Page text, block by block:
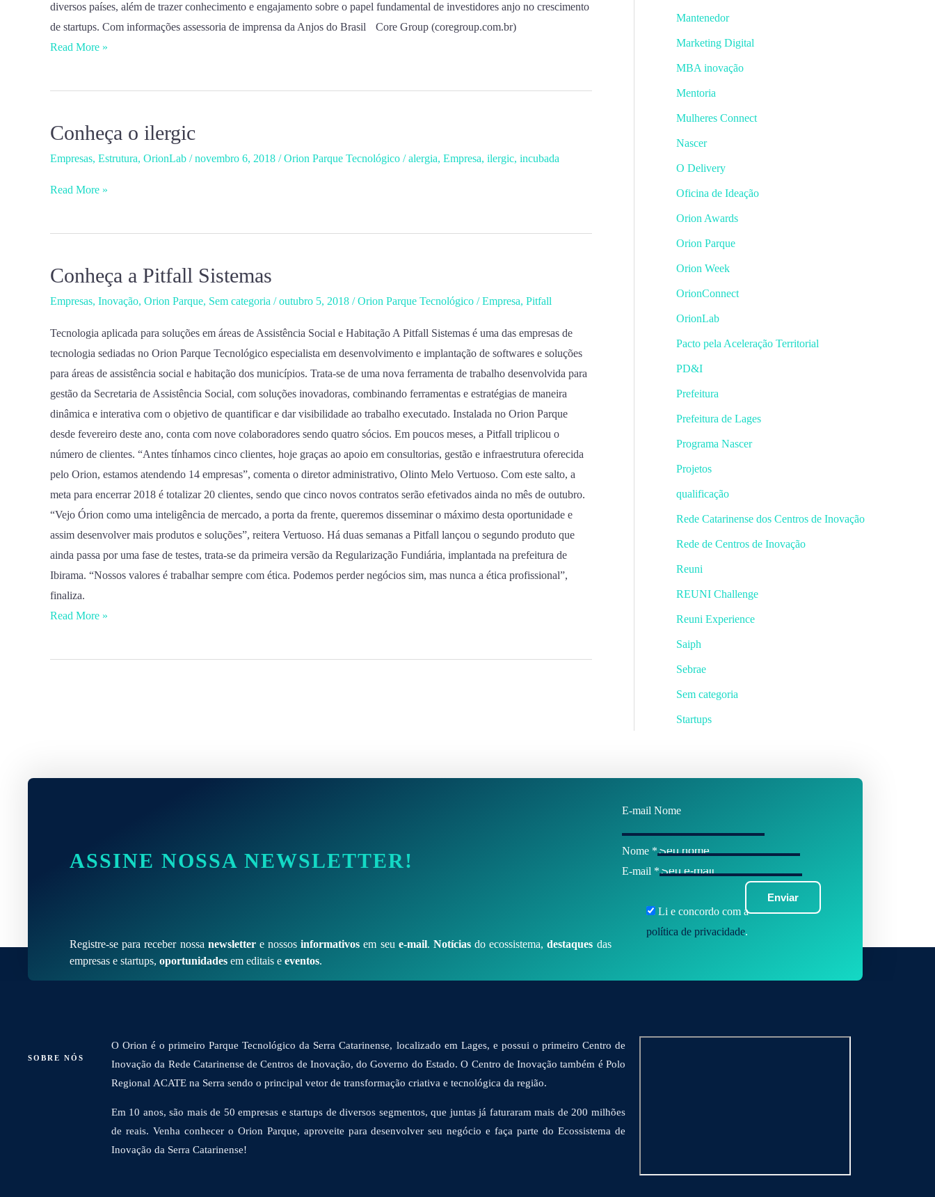
diversos países, além de trazer conhecimento e engajamento sobre o papel fundamental de investidores anjo no crescimento
de startups. Com informações assessoria de imprensa da Anjos do Brasil Core Group (coregroup.com.br)
Read More »
Conheça o ilergic
Empresas, Estrutura, OrionLab /novembro 6, 2018 /Orion Parque Tecnológico /alergia, Empresa, ilergic, incubada
Conheça
Read More »
Conheça a Pitfall Sistemas
Empresas, Inovação, Orion Parque, Sem categoria /outubro 5, 2018 /Orion Parque Tecnológico /Empresa, Pitfall
Tecnologia aplicada para soluções em áreas de Assistência Social e Habitação A Pitfall Sistemas é uma das empresas de
tecnologia sediadas no Orion Parque Tecnológico especialista em desenvolvimento e implantação de softwares e soluções
para áreas de assistência social e habitação dos municípios. Trata-se de uma nova ferramenta de trabalho desenvolvida para
gestão da Secretaria de Assistência Social, com soluções inovadoras, combinando ferramentas e estratégias de maneira
dinâmica e interativa com o objetivo de quantificar e dar visibilidade ao trabalho executado. Instalada no Orion Parque
desde fevereiro deste ano, conta com nove colaboradores sendo quatro sócios. Em poucos meses, a Pitfall triplicou o
número de clientes. “Antes tínhamos cinco clientes, hoje graças ao apoio em consultorias, gestão e infraestrutura oferecida
pelo Orion, estamos atendendo 14 empresas”, comenta o diretor administrativo, Olinto Melo Vertuoso. Com este salto, a
meta para encerrar 2018 é totalizar 20 clientes, sendo que cinco novos contratos serão efetivados ainda no mês de outubro.
“Vejo Órion como uma inteligência de mercado, a porta da frente, queremos disseminar o máximo desta oportunidade e
assim desenvolver mais produtos e soluções”, reitera Vertuoso. Há duas semanas a Pitfall lançou o segundo produto que
ainda passa por uma fase de testes, trata-se da primeira versão da Regularização Fundiária, implantada na prefeitura de
Ibirama. “Nossos valores é trabalhar sempre com ética. Podemos perder negócios sim, mas nunca a ética profissional”,
finaliza.
Conheça
Sistemas
Read More »
Mantenedor
Marketing Digital
MBA inovação
Mentoria
Mulheres Connect
Nascer
O Delivery
Oficina de Ideação
Orion Awards
Orion Parque
Orion Week
OrionConnect
OrionLab
Pacto pela Aceleração Territorial
PD&I
Prefeitura
Prefeitura de Lages
Programa Nascer
Projetos
qualificação
Rede Catarinense dos Centros de Inovação
Rede de Centros de Inovação
Reuni
REUNI Challenge
Reuni Experience
Saiph
Sebrae
Sem categoria
Startups
ASSINE NOSSA NEWSLETTER!
Registre-se para receber nossa newslettere nossosinformativos em seu e-mail. Notíciasdo ecossistema,destaques das
empresas e startups, oportunidades em editais e eventos.
E-mail Nome
Nome *
E-mail *
Enviar
Li e concordo com a
política de privacidade.
SOBRE NÓS
O Orion é o primeiro Parque Tecnológico da Serra Catarinense, localizado em Lages, e possui o primeiro Centro de
Inovação da Rede Catarinense de Centros de Inovação, do Governo do Estado. O Centro de Inovação também é Polo
Regional ACATE na Serra sendo o principal vetor de transformação criativa e tecnológica da região.
Em 10 anos, são mais de 50 empresas e startups de diversos segmentos, que juntas já faturaram mais de 200 milhões
de reais. Venha conhecer o Orion Parque, aproveite para desenvolver seu negócio e faça parte do Ecossistema de
Inovação da Serra Catarinense!